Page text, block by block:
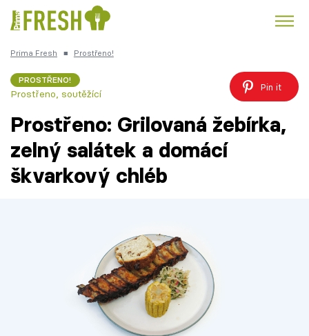
Česká kuchyně
Témata
TV Program
Prima Fresh ■ Prostřeno!
PROSTŘENO!
Prostřeno, soutěžící
Pin it
Prostřeno: Grilovaná žebírka,
zelný salátek a domácí
škvarkový chléb